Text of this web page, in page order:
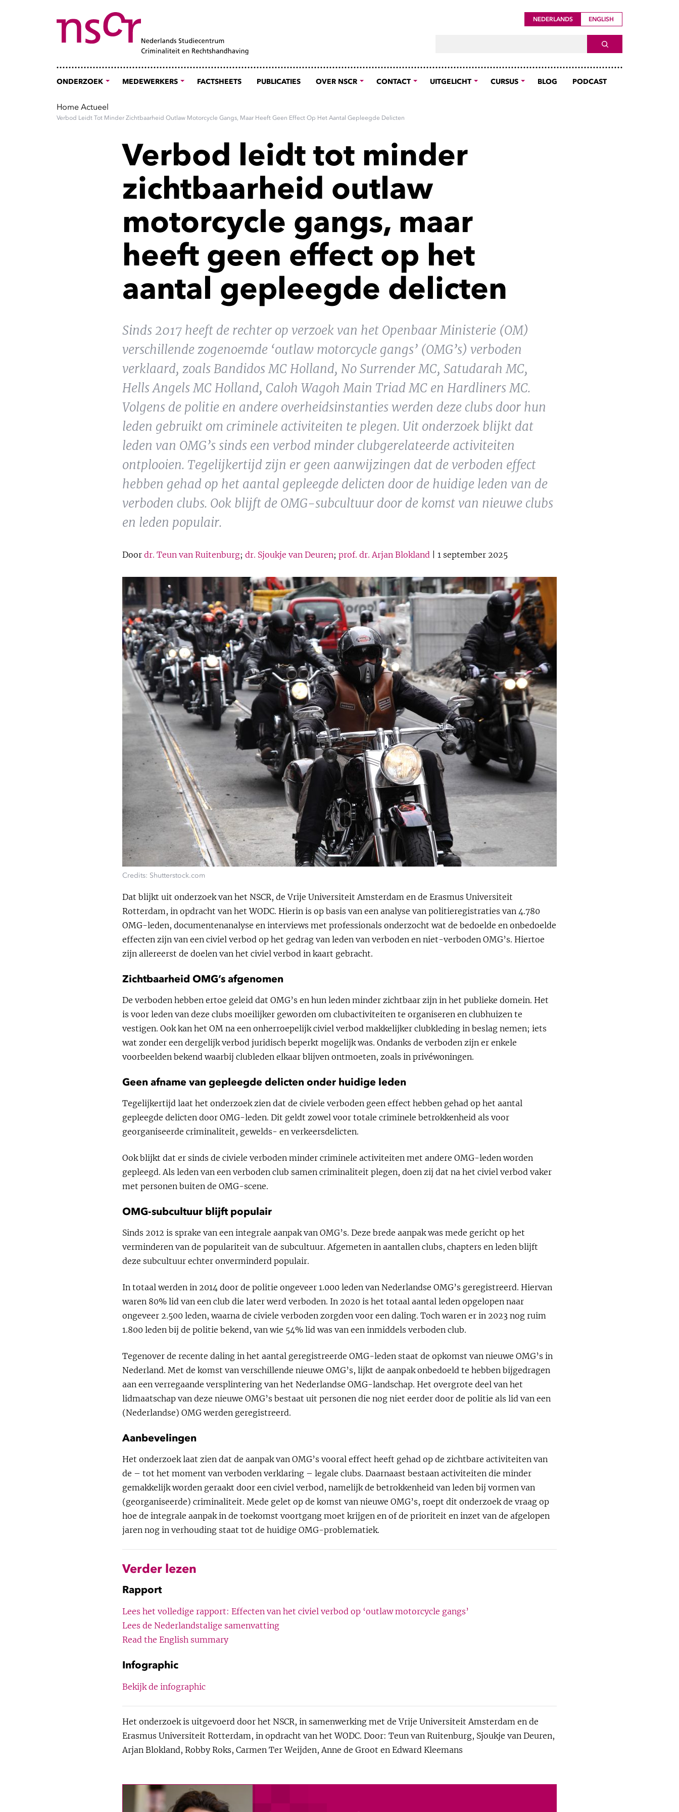
NEDERLANDS ENGLISH
SEARCH
ONDERZOEK MEDEWERKERS FACTSHEETS PUBLICATIES OVER NSCR CONTACT UITGELICHT CURSUS BLOG PODCAST
Home Actueel
Verbod Leidt Tot Minder Zichtbaarheid Outlaw Motorcycle Gangs, Maar Heeft Geen Effect Op Het Aantal Gepleegde Delicten
Verbod leidt tot minder
zichtbaarheid outlaw
motorcycle gangs, maar
heeft geen effect op het
aantal gepleegde delicten
Sinds 2017 heeft de rechter op verzoek van het Openbaar Ministerie (OM)
verschillende zogenoemde ‘outlaw motorcycle gangs’ (OMG’s) verboden
verklaard, zoals Bandidos MC Holland, No Surrender MC, Satudarah MC,
Hells Angels MC Holland, Caloh Wagoh Main Triad MC en Hardliners MC.
Volgens de politie en andere overheidsinstanties werden deze clubs door hun
leden gebruikt om criminele activiteiten te plegen. Uit onderzoek blijkt dat
leden van OMG’s sinds een verbod minder clubgerelateerde activiteiten
ontplooien. Tegelijkertijd zijn er geen aanwijzingen dat de verboden effect
hebben gehad op het aantal gepleegde delicten door de huidige leden van de
verboden clubs. Ook blijft de OMG-subcultuur door de komst van nieuwe clubs
en leden populair.
Door dr. Teun van Ruitenburg; dr. Sjoukje van Deuren; prof. dr. Arjan Blokland | 1 september 2025
Credits: Shutterstock.com
Dat blijkt uit onderzoek van het NSCR, de Vrije Universiteit Amsterdam en de Erasmus Universiteit
Rotterdam, in opdracht van het WODC. Hierin is op basis van een analyse van politieregistraties van 4.780
OMG-leden, documentenanalyse en interviews met professionals onderzocht wat de bedoelde en onbedoelde
effecten zijn van een civiel verbod op het gedrag van leden van verboden en niet-verboden OMG’s. Hiertoe
zijn allereerst de doelen van het civiel verbod in kaart gebracht.
Zichtbaarheid OMG’s afgenomen
De verboden hebben ertoe geleid dat OMG’s en hun leden minder zichtbaar zijn in het publieke domein. Het
is voor leden van deze clubs moeilijker geworden om clubactiviteiten te organiseren en clubhuizen te
vestigen. Ook kan het OM na een onherroepelijk civiel verbod makkelijker clubkleding in beslag nemen; iets
wat zonder een dergelijk verbod juridisch beperkt mogelijk was. Ondanks de verboden zijn er enkele
voorbeelden bekend waarbij clubleden elkaar blijven ontmoeten, zoals in privéwoningen.
Geen afname van gepleegde delicten onder huidige leden
Tegelijkertijd laat het onderzoek zien dat de civiele verboden geen effect hebben gehad op het aantal
gepleegde delicten door OMG-leden. Dit geldt zowel voor totale criminele betrokkenheid als voor
georganiseerde criminaliteit, gewelds- en verkeersdelicten.
Ook blijkt dat er sinds de civiele verboden minder criminele activiteiten met andere OMG-leden worden
gepleegd. Als leden van een verboden club samen criminaliteit plegen, doen zij dat na het civiel verbod vaker
met personen buiten de OMG-scene.
OMG-subcultuur blijft populair
Sinds 2012 is sprake van een integrale aanpak van OMG’s. Deze brede aanpak was mede gericht op het
verminderen van de populariteit van de subcultuur. Afgemeten in aantallen clubs, chapters en leden blijft
deze subcultuur echter onverminderd populair.
In totaal werden in 2014 door de politie ongeveer 1.000 leden van Nederlandse OMG’s geregistreerd. Hiervan
waren 80% lid van een club die later werd verboden. In 2020 is het totaal aantal leden opgelopen naar
ongeveer 2.500 leden, waarna de civiele verboden zorgden voor een daling. Toch waren er in 2023 nog ruim
1.800 leden bij de politie bekend, van wie 54% lid was van een inmiddels verboden club.
Tegenover de recente daling in het aantal geregistreerde OMG-leden staat de opkomst van nieuwe OMG’s in
Nederland. Met de komst van verschillende nieuwe OMG’s, lijkt de aanpak onbedoeld te hebben bijgedragen
aan een verregaande versplintering van het Nederlandse OMG-landschap. Het overgrote deel van het
lidmaatschap van deze nieuwe OMG’s bestaat uit personen die nog niet eerder door de politie als lid van een
(Nederlandse) OMG werden geregistreerd.
Aanbevelingen
Het onderzoek laat zien dat de aanpak van OMG’s vooral effect heeft gehad op de zichtbare activiteiten van
de – tot het moment van verboden verklaring – legale clubs. Daarnaast bestaan activiteiten die minder
gemakkelijk worden geraakt door een civiel verbod, namelijk de betrokkenheid van leden bij vormen van
(georganiseerde) criminaliteit. Mede gelet op de komst van nieuwe OMG’s, roept dit onderzoek de vraag op
hoe de integrale aanpak in de toekomst voortgang moet krijgen en of de prioriteit en inzet van de afgelopen
jaren nog in verhouding staat tot de huidige OMG-problematiek.
Verder lezen
Rapport
Lees het volledige rapport: Effecten van het civiel verbod op ‘outlaw motorcycle gangs’
Lees de Nederlandstalige samenvatting
Read the English summary
Infographic
Bekijk de infographic
Het onderzoek is uitgevoerd door het NSCR, in samenwerking met de Vrije Universiteit Amsterdam en de
Erasmus Universiteit Rotterdam, in opdracht van het WODC. Door: Teun van Ruitenburg, Sjoukje van Deuren,
Arjan Blokland, Robby Roks, Carmen Ter Weijden, Anne de Groot en Edward Kleemans